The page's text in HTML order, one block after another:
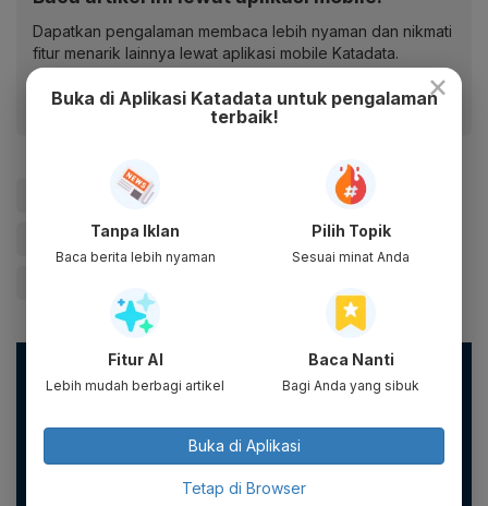
Dapatkan pengalaman membaca lebih nyaman dan nikmati
fitur menarik lainnya lewat aplikasi mobile Katadata.
#Vaksin Virus Corona #Virus Corona
#Pandemi Corona #Jakarta
Masyarakat dapat mencegah penyebaran virus corona
dengan menerapkan 3M, yaitu: memakai masker, mencuci
di sini
#satgascovid19 #ingatpesanibu #pakaimasker #jagajarak
×
Buka di Aplikasi Katadata untuk pengalaman
terbaik!
Tanpa Iklan
Baca berita lebih nyaman
Pilih Topik
Sesuai minat Anda
Fitur AI
Lebih mudah berbagi artikel
Baca Nanti
Bagi Anda yang sibuk
Buka di Aplikasi
Tetap di Browser